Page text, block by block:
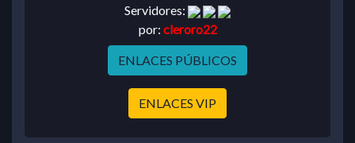
Servidores:
por: cleroro22
ENLACES PÚBLICOS
ENLACES VIP